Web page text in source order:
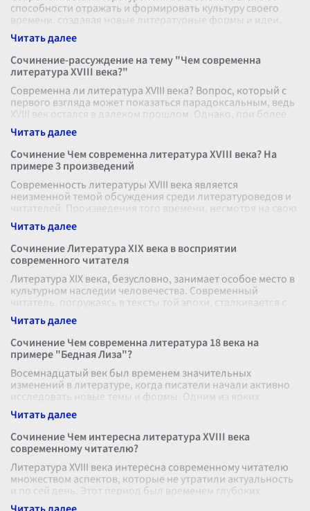
способности отражать и формировать культуру своего
времени, создавая новые литературные формы и идеи,
которые находят отклик и
Сочинение-рассуждение на тему "Чем современна
литература XVIII века?"
Современна ли литература XVIII века? Вопрос, который с
первого взгляда может показаться парадоксальным, ведь
XVIII век остался в далеком прошлом. Однако, при более
глубоком анализе
Сочинение Чем современна литература XVIII века? На
примере 3 произведений
Современность литературы XVIII века является
неизменной темой обсуждения среди литературоведов и
читателей. Произведения того времени, несмотря на свою
историческую удаленность, пр
Сочинение Литература XIX века в восприятии
современного читателя
Литература XIX века, безусловно, занимает особое место в
культурном наследии человечества. Современный
читатель, погружаясь в тексты той эпохи, сталкивается с
зеркальным отражением
Сочинение Чем современна литература 18 века на
примере "Бедная Лиза"?
Восемнадцатый век был временем значительных
изменений в литературе, когда писатели начали активно
исследовать новые темы и формы. Одним из ярких
примеров литературы этого периода я
Сочинение Чем интересна литература XVIII века
современному читателю?
Литература XVIII века интересна современному читателю
множеством аспектов, которые не утратили актуальность
и по сей день. Этот период был временем глубоких
изменений и эксперимент